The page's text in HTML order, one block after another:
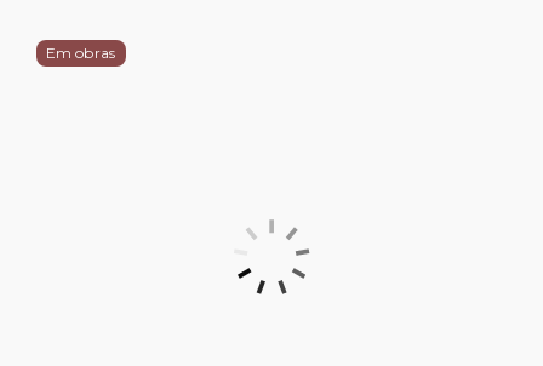
Em obras